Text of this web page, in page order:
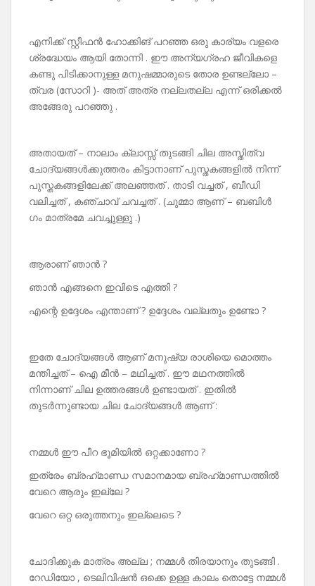
എനിക്ക് സ്റ്റീഫൻ ഹോക്കിങ് പറഞ്ഞ ഒരു കാര്യം വളരെ
ശ്രദ്ധേയം ആയി തോന്നി . ഈ അന്യഗ്രഹ ജീവികളെ
കണ്ടു പിടിക്കാനുള്ള മനുഷമ്മാരുടെ തോര ഉണ്ടല്ലോ –
ത്വര (സോറി )- അത് അത്ര നല്ലതല്ല എന്ന് ഒരിക്കൽ
അങ്ങേരു പറഞ്ഞു .
അതായത് – നാലാം ക്ലാസ്സ് തുടങ്ങി ചില അസ്തിത്വ
ചോദ്യങ്ങൾക്കുത്തരം കിട്ടാനാണ് പുസ്തകങ്ങളിൽ നിന്ന്
പുസ്തകങ്ങളിലേക്ക് അലഞ്ഞത് . താടി വച്ചത് , ബീഡി
വലിച്ചത് , കഞ്ചാവ് ചവച്ചത് . (ചുമ്മാ ആണ് – ബബിൾ
ഗം മാത്രമേ ചവച്ചുള്ളു .)
ആരാണ് ഞാൻ ?
ഞാൻ എങ്ങനെ ഇവിടെ എത്തി ?
എന്റെ ഉദ്ദേശം എന്താണ് ? ഉദ്ദേശം വല്ലതും ഉണ്ടോ ?
ഇതേ ചോദ്യങ്ങൾ ആണ് മനുഷ്യ രാശിയെ മൊത്തം
മന്തിച്ചത് – ഐ മീൻ – മഥിച്ചത് . ഈ മഥനത്തിൽ
നിന്നാണ് ചില ഉത്തരങ്ങൾ ഉണ്ടായത് . ഇതിൽ
തുടർന്നുണ്ടായ ചില ചോദ്യങ്ങൾ ആണ് :
നമ്മൾ ഈ പീറ ഭൂമിയിൽ ഒറ്റക്കാണോ ?
ഇത്രേം ബ്രഹ്‌മാണ്ഡ സമാനമായ ബ്രഹ്‌മാണ്ഡത്തിൽ
വേറെ ആരും ഇല്ലേ ?
വേറെ ഒറ്റ ഒരുത്തനും ഇല്ലെടെ ?
ചോദിക്കുക മാത്രം അല്ല ; നമ്മൾ തിരയാനും തുടങ്ങി .
റേഡിയോ , ടെലിവിഷൻ ഒക്കെ ഉള്ള കാലം തൊട്ടേ നമ്മൾ